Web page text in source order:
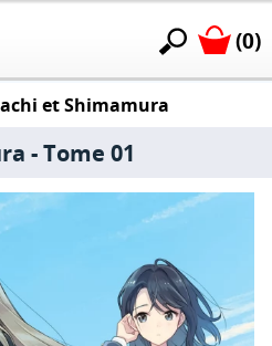
(0)
et Shimamura
- Tome 01